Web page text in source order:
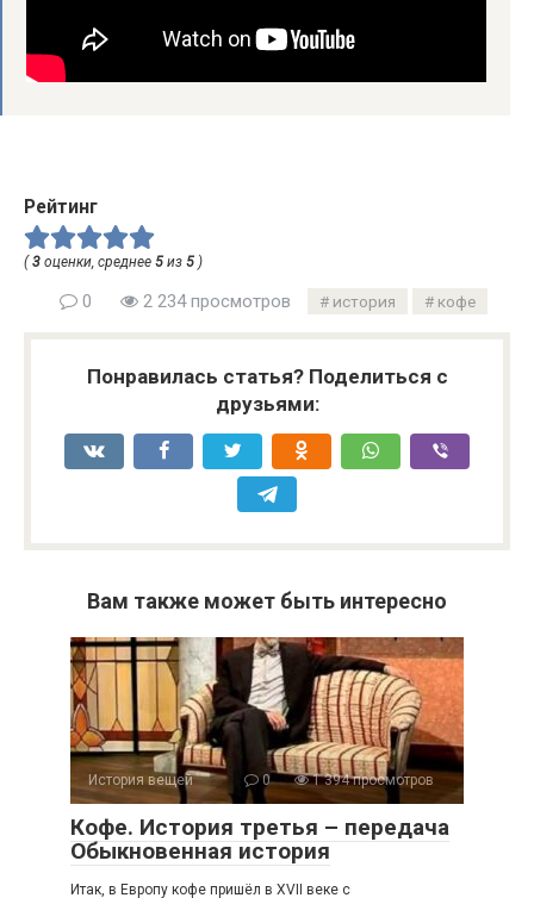
Рейтинг
( 3 оценки, среднее 5 из 5 )
0 2 234 просмотров история кофе
Понравилась статья? Поделиться с
друзьями:
Вам также может быть интересно
История вещей 0 1 394 просмотров
Кофе. История третья – передача
Обыкновенная история
Итак, в Европу кофе пришёл в XVII веке с